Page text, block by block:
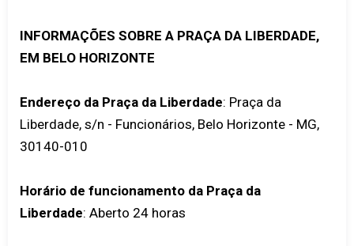
INFORMAÇÕES SOBRE A PRAÇA DA LIBERDADE,
EM BELO HORIZONTE
Endereço da Praça da Liberdade: Praça da
Liberdade, s/n - Funcionários, Belo Horizonte - MG,
30140-010
Horário de funcionamento da Praça da
Liberdade: Aberto 24 horas